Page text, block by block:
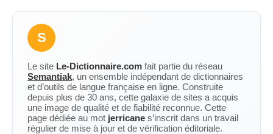
S
Le site Le-Dictionnaire.com fait partie du réseau
Semantiak, un ensemble indépendant de dictionnaires
et d’outils de langue française en ligne. Construite
depuis plus de 30 ans, cette galaxie de sites a acquis
une image de qualité et de fiabilité reconnue. Cette
page dédiée au mot jerricane s’inscrit dans un travail
régulier de mise à jour et de vérification éditoriale.